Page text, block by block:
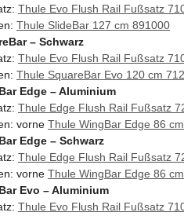
Thule Evo Flush Rail Fußsatz
Thule SlideBar 127 cm 891000
– Schwarz
Thule Evo Flush Rail Fußsatz
Thule SquareBar Evo 120 cm
Edge – Aluminium
Thule Edge Flush Rail Fußsatz
vorne Thule WingBar Edge 86
Edge – Schwarz
Thule Edge Flush Rail Fußsatz
vorne Thule WingBar Edge 86
Evo – Aluminium
Thule Evo Flush Rail Fußsatz